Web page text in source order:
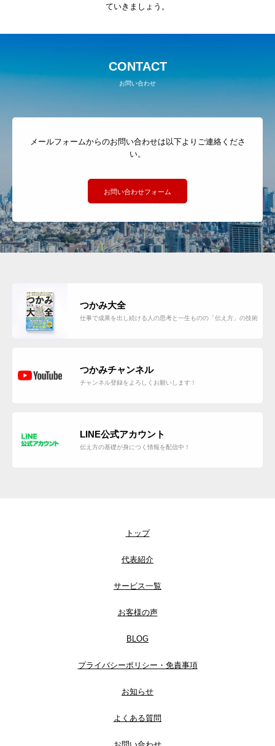
ていきましょう。
CONTACT
お問い合わせ
メールフォームからのお問い合わせは以下よりご連絡くださ
い。
お問い合わせフォーム
つかみ大全
仕事で成果を出し続ける人の思考と一生ものの「伝え方」の技術
つかみチャンネル
チャンネル登録をよろしくお願いします！
LINE公式アカウント
伝え方の基礎が身につく情報を配信中！
トップ
代表紹介
サービス一覧
お客様の声
BLOG
プライバシーポリシー・免責事項
お知らせ
よくある質問
お問い合わせ
お客様の声
プレセミナー